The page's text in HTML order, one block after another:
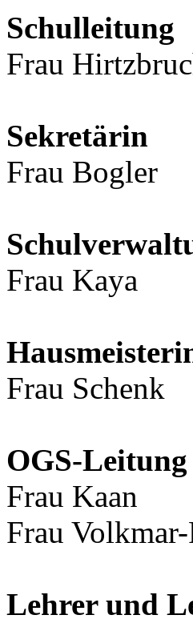
Schulleitung
Frau
Sekretärin
Frau Bogler
Frau Kaya
Frau Schenk
OGS-
Frau Kaan
Frau
Lehrer und